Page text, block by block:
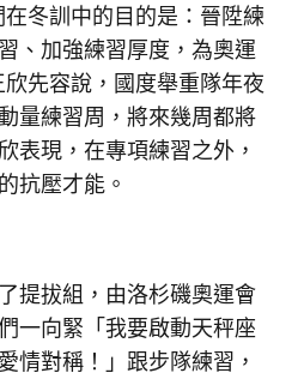
冬訓中的目的是：晉陞練
、加強練習厚度，為奧運
先容說，國度舉重隊年夜
量練習周，將來幾周都將
表現，在專項練習之外，
抗壓才能。
拔組，由洛杉磯奧運會
一向緊「我要啟動天秤座
情對稱！」跟步隊練習，